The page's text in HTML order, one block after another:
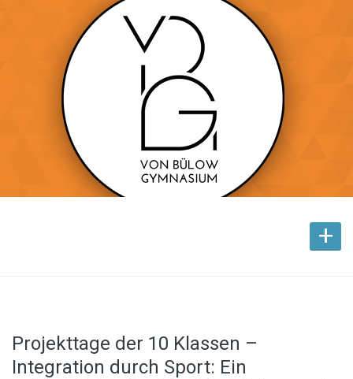
+
Projekttage der 10 Klassen –
Integration durch Sport: Ein